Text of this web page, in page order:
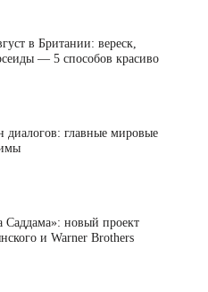
в Британии: вереск,
— 5 способов красиво
диалогов: главные мировые
Саддама»: новый проект
и Warner Brothers